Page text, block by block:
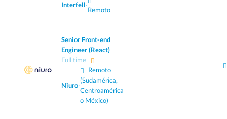
Interfell·
Remoto
Senior Front-end
Engineer (React)
Full time
Niuro·
Remoto
(Sudamérica,
Centroamérica
o México)